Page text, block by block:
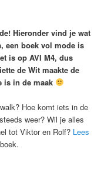
Hieronder vind je wat
een boek vol mode is
is op AVI M4, dus
de Wit maakte de
is in de maak
Hoe komt iets in de
weer? Wil je alles
tot Viktor en Rolf? Lees